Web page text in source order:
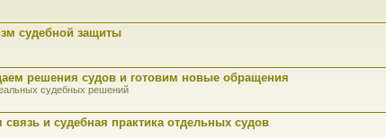
судебной защиты
решения судов и готовим новые обращения
судебных решений
связь и судебная практика отдельных судов